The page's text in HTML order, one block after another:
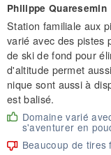
Philippe Quaresemin
Station familiale aux
varié avec des pistes
de ski de fond pour
d'altitude permet
nique sont aussi à
est balisé.
Domaine varié
s'aventurer en
Beaucoup de tires